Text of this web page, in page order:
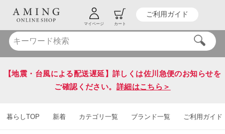
マイページ カート
ご利用ガイド
HOT KEY WORD #炭八 #送料無料
【地震・台風による配送遅延】詳しくは佐川急便のお知らせを
ご確認ください。 詳細はこちら＞
暮らしTOP 新着 カテゴリ一覧 ブランド一覧 ご利用ガイド